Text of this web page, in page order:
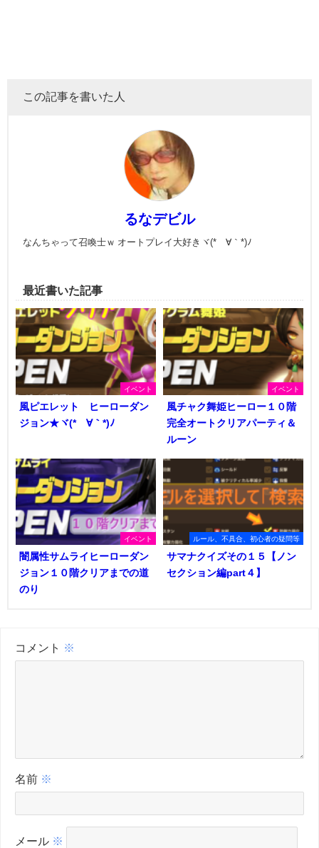
この記事を書いた人
るなデビル
なんちゃって召喚士ｗ オートプレイ大好きヾ(*´∀｀*)ﾉ
最近書いた記事
イベント
風ピエレット ヒーローダン
ジョン★ヾ(*´∀｀*)ﾉ
イベント
風チャク舞姫ヒーロー１０階
完全オートクリアパーティ＆
ルーン
イベント
闇属性サムライヒーローダン
ジョン１０階クリアまでの道
のり
ルール、不具合、初心者の疑問等
サマナクイズその１５【ノン
セクション編part４】
コメント ※
名前 ※
メール ※